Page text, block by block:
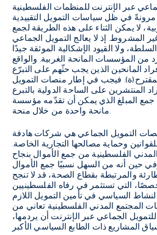
عبر الإنترنت للمنظمات الفلسطينية
في ظل سياسات التمويل التقييدية
لا يمكن الثناء على هذه الطريقة لجمع
المشروط. إذ لا يعالج التمويل الجماعي
ولا القيود الإشكالية الموثقة جيدًا
من المؤسسات المانحة الغربية. والواقع
المانحين الذين يجب حثّهم على التبرّع
فيجب في إطار منصات التمويل
المنتشرين على الساحة الدولية بالتبرع
المبلغ الذي يمكن أن تقدّمه مؤسسة
مانحة واحدة من خلال منحة.
التمويل الجماعي هي شركات هادفة
وحماية مصالحها التجارية الخاصة.
الفلسطينية من جمع الأموال بنجاح
حين أنه من السهل نسبيًا جمع الأموال
والمرتبطة بقطاع الصحة، قد لا تنجح
التي تستثمر في رفاه الفلسطينيين
السياسي في تأمين التمويل اللازم
المجتمع المدني الفلسطينية تعاني من
الجماعي عبر الإنترنت أن يردمها،